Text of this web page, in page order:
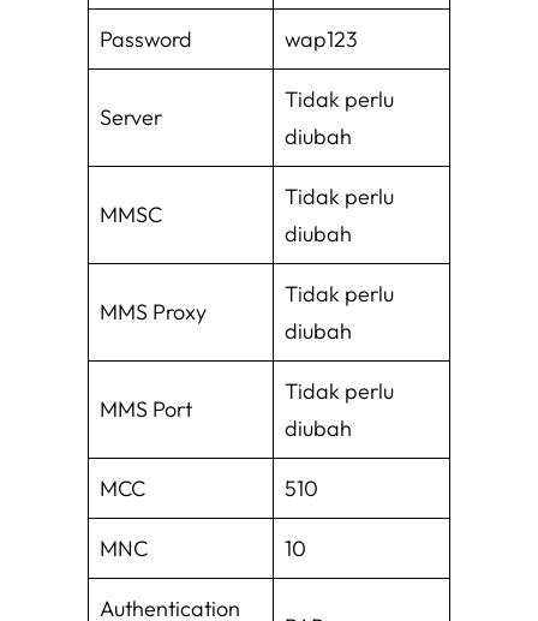
Password wap123
Server
Tidak perlu
diubah
MMSC
Tidak perlu
diubah
MMS Proxy
Tidak perlu
diubah
MMS Port
Tidak perlu
diubah
MCC 510
MNC 10
Authentication